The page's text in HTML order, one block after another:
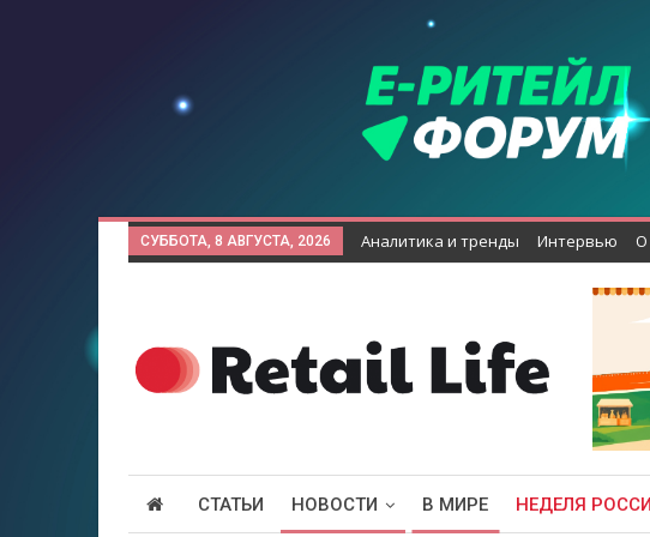
СУББОТА, 8 АВГУСТА, 2026 Аналитика и тренды Интервью О
СТАТЬИ НОВОСТИ В МИРЕ НЕДЕЛЯ